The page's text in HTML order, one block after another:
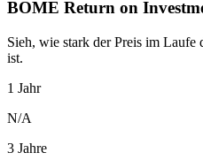
BOME Return on
Sieh, wie stark der Preis im Laufe
ist.
1 Jahr
N/A
3 Jahre